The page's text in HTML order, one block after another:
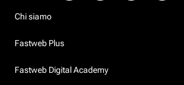
Chi siamo
Fastweb Plus
Fastweb Digital Academy